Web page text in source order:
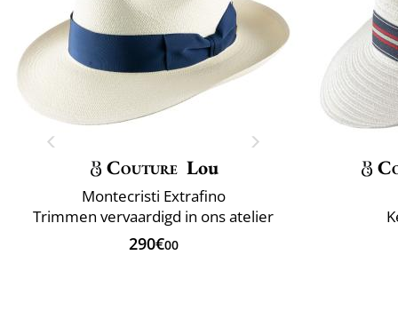
Couture Lou
Montecristi Extrafino
Trimmen vervaardigd in ons atelier
290€00